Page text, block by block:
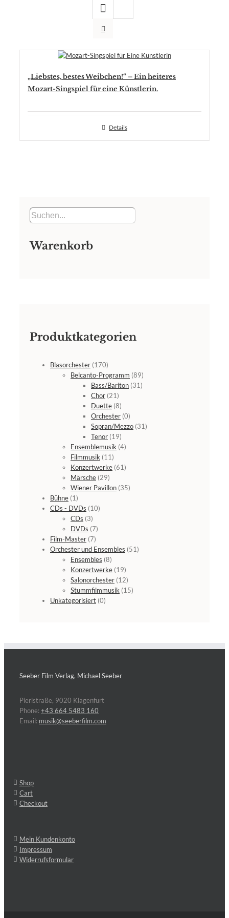
„Liebstes, bestes Weibchen!“ – Ein heiteres
Mozart-Singspiel für eine Künstlerin.
Details
Produktkategorien
Blasorchester (170)
Belcanto-Programm (89)
Bass/Bariton (31)
Chor (21)
Duette (8)
Orchester (0)
Sopran/Mezzo (31)
Tenor (19)
Ensemblemusik (4)
Filmmusik (11)
Konzertwerke (61)
Märsche (29)
Wiener Pavillon (35)
Bühne (1)
CDs - DVDs (10)
CDs (3)
DVDs (7)
Film-Master (7)
Orchester und Ensembles (51)
Ensembles (8)
Konzertwerke (19)
Salonorchester (12)
Stummfilmmusik (15)
Unkategorisiert (0)
Warenkorb
Seeber Film Verlag, Michael Seeber
Pierlstraße, 9020 Klagenfurt
Phone:+43 664 5483 160
Email: musik@seeberfilm.com
Shop
Cart
Checkout
Mein Kundenkonto
Impressum
Widerrufsformular